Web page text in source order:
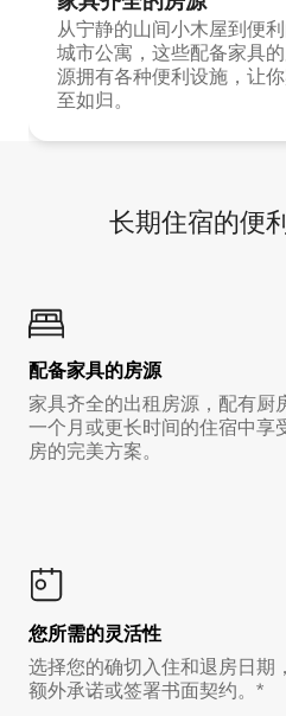
从宁静的山间小木屋到便
城市公寓，这些配备家具
源拥有各种便利设施，让
至如归。
长期住宿的便
配备家具的房源
家具齐全的出租房源，配有厨
一个月或更长时间的住宿中享
房的完美方案。
您所需的灵活性
选择您的确切入住和退房日期
额外承诺或签署书面契约。*